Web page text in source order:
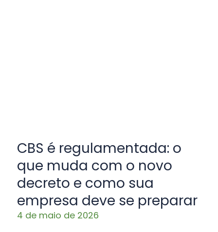
CBS é regulamentada: o
que muda com o novo
decreto e como sua
empresa deve se preparar
4 de maio de 2026